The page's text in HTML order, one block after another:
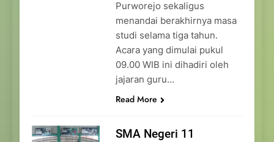
Purworejo sekaligus
menandai berakhirnya masa
studi selama tiga tahun.
Acara yang dimulai pukul
09.00 WIB ini dihadiri oleh
jajaran guru…
Read More
SMA Negeri 11